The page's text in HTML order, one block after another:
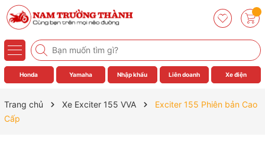
Honda Yamaha Nhập khẩu Liên doanh Xe điện
Trang chủ Xe Exciter 155 VVA
Exciter 155 Phiên bản Cao
Cấp